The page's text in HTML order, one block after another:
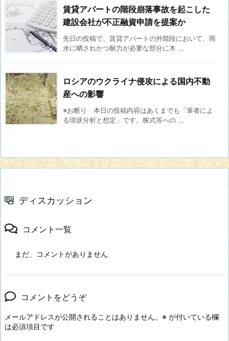
賃貸アパートの階段崩落事故を起こした
建設会社が不正融資申請を提案か
先日の投稿で、賃貸アパートの外階段において、雨
水に晒されかつ耐力が必要な部分に木 ...
ロシアのウクライナ侵攻による国内不動
産への影響
※お断り 本日の投稿内容はあくまでも「筆者によ
る現状分析と想定」です。株式等への ...
ディスカッション
コメント一覧
まだ、コメントがありません
コメントをどうぞ
メールアドレスが公開されることはありません。 ※ が付いている欄
は必須項目です